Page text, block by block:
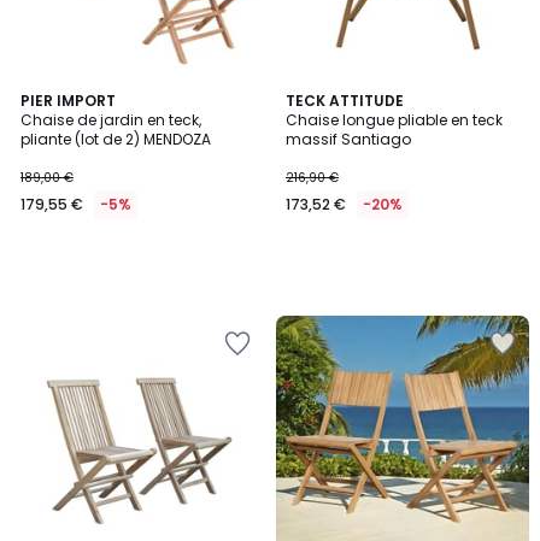
PIER IMPORT
Chaise de jardin en teck,
pliante (lot de 2) MENDOZA
189,00 €
179,55 € -5%
TECK ATTITUDE
Chaise longue pliable en teck
massif Santiago
216,90 €
173,52 € -20%